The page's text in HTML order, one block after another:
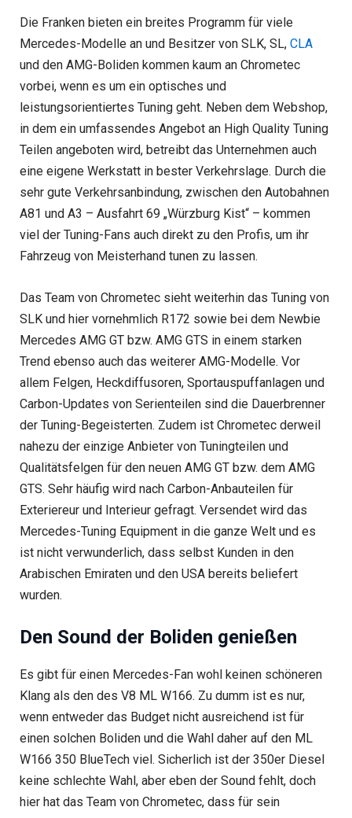
Die Franken bieten ein breites Programm für viele
Mercedes-Modelle an und Besitzer von SLK, SL, CLA
und den AMG-Boliden kommen kaum an Chrometec
vorbei, wenn es um ein optisches und
leistungsorientiertes Tuning geht. Neben dem Webshop,
in dem ein umfassendes Angebot an High Quality Tuning
Teilen angeboten wird, betreibt das Unternehmen auch
eine eigene Werkstatt in bester Verkehrslage. Durch die
sehr gute Verkehrsanbindung, zwischen den Autobahnen
A81 und A3 – Ausfahrt 69 „Würzburg Kist“ – kommen
viel der Tuning-Fans auch direkt zu den Profis, um ihr
Fahrzeug von Meisterhand tunen zu lassen.
Das Team von Chrometec sieht weiterhin das Tuning von
SLK und hier vornehmlich R172 sowie bei dem Newbie
Mercedes AMG GT bzw. AMG GTS in einem starken
Trend ebenso auch das weiterer AMG-Modelle. Vor
allem Felgen, Heckdiffusoren, Sportauspuffanlagen und
Carbon-Updates von Serienteilen sind die Dauerbrenner
der Tuning-Begeisterten. Zudem ist Chrometec derweil
nahezu der einzige Anbieter von Tuningteilen und
Qualitätsfelgen für den neuen AMG GT bzw. dem AMG
GTS. Sehr häufig wird nach Carbon-Anbauteilen für
Exteriereur und Interieur gefragt. Versendet wird das
Mercedes-Tuning Equipment in die ganze Welt und es
ist nicht verwunderlich, dass selbst Kunden in den
Arabischen Emiraten und den USA bereits beliefert
wurden.
Den Sound der Boliden genießen
Es gibt für einen Mercedes-Fan wohl keinen schöneren
Klang als den des V8 ML W166. Zu dumm ist es nur,
wenn entweder das Budget nicht ausreichend ist für
einen solchen Boliden und die Wahl daher auf den ML
W166 350 BlueTech viel. Sicherlich ist der 350er Diesel
keine schlechte Wahl, aber eben der Sound fehlt, doch
hier hat das Team von Chrometec, dass für sein